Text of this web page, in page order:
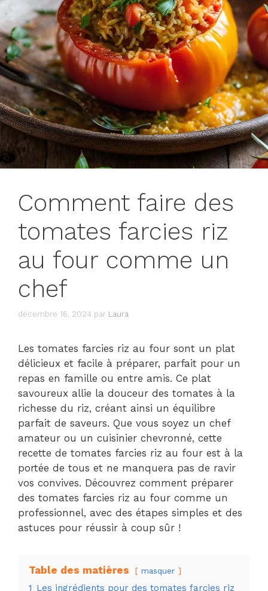
Comment faire des
tomates farcies riz
au four comme un
chef
décembre 16, 2024 par Laura
Les tomates farcies riz au four sont un plat
délicieux et facile à préparer, parfait pour un
repas en famille ou entre amis. Ce plat
savoureux allie la douceur des tomates à la
richesse du riz, créant ainsi un équilibre
parfait de saveurs. Que vous soyez un chef
amateur ou un cuisinier chevronné, cette
recette de tomates farcies riz au four est à la
portée de tous et ne manquera pas de ravir
vos convives. Découvrez comment préparer
des tomates farcies riz au four comme un
professionnel, avec des étapes simples et des
astuces pour réussir à coup sûr !
Table des matières masquer
1 Les ingrédients pour des tomates farcies riz